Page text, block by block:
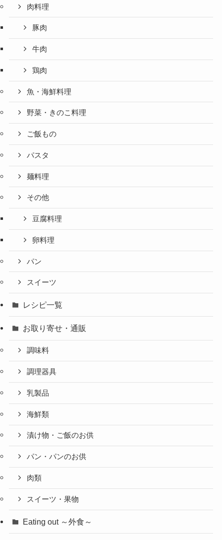
肉料理
豚肉
牛肉
鶏肉
魚・海鮮料理
野菜・きのこ料理
ご飯もの
パスタ
麺料理
その他
豆腐料理
卵料理
パン
スイーツ
レシピ一覧
お取り寄せ・通販
調味料
調理器具
乳製品
海鮮類
漬け物・ご飯のお供
パン・パンのお供
肉類
スイーツ・果物
Eating out ～外食～